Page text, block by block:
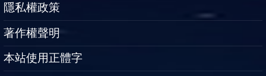
隱私權政策
著作權聲明
本站使用正體字